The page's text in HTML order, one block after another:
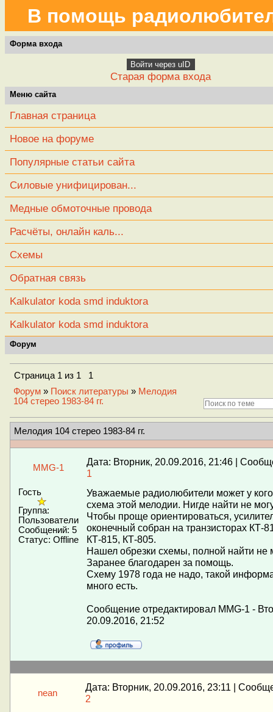
В помощь
Форма входа
Войти через uID
Старая форма входа
Меню сайта
Главная страница
Новое на форуме
Популярные статьи сайта
Силовые унифицирован...
Медные обмоточные провода
Расчёты, онлайн каль...
Схемы
Обратная связь
Kalkulator koda smd induktora
Kalkulator koda smd induktora
Форум
Страница 1 из 1
1
Форум » Поиск литературы » Мелодия
104 стерео 1983-84 гг.
Мелодия 104 стерео 1983-84 гг.
MMG-1
Дата: Вторник, 20.09.2016, 21:46 |
1
Гость
Группа:
Пользователи
Сообщений: 5
Статус: Offline
Уважаемые радиолюбители может у кого
схема этой мелодии. Нигде найти не
Чтобы проще ориентироваться,
оконечный собран на транзисторах КТ-
КТ-815, КТ-805.
Нашел обрезки схемы, полной найти не
Заранее благодарен за помощь.
Схему 1978 года не надо, такой
много есть.
Сообщение отредактировал MMG-1 -
20.09.2016, 21:52
nean
Дата: Вторник, 20.09.2016, 23:11 |
2